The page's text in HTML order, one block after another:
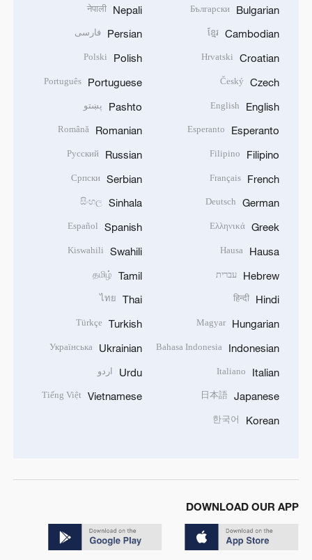
Bulgarian
Български
Cambodian
ខ្មែរ
Croatian
Hrvatski
Czech
Český
English
English
Esperanto
Esperanto
Filipino
Filipino
French
Français
German
Deutsch
Greek
Ελληνικά
Hausa
Hausa
Hebrew עברית
Hindi
हिन्दी
Hungarian
Magyar
Indonesian
Bahasa Indonesia
Italian
Italiano
Japanese
日本語
Korean
한국어
Nepali
नेपाली
Persian فارسی
Polish
Polski
Portuguese
Português
Pashto پښتو
Romanian
Română
Russian
Русский
Serbian
Српски
Sinhala
සිංහල
Spanish
Español
Swahili
Kiswahili
Tamil
தமிழ்
Thai
ไทย
Turkish
Türkçe
Ukrainian
Українська
Urdu اردو
Vietnamese
Tiếng Việt
DOWNLOAD OUR APP